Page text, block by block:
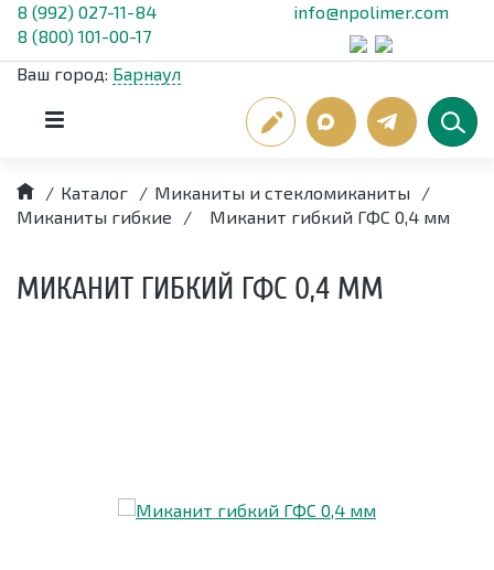
8 (992) 027-11-84
8 (800) 101-00-17
info@npolimer.com
Ваш город: Барнаул
/ Каталог / Миканиты и стекломиканиты
/
Миканиты гибкие
/ Миканит гибкий ГФС 0,4 мм
МИКАНИТ ГИБКИЙ ГФС 0,4 ММ